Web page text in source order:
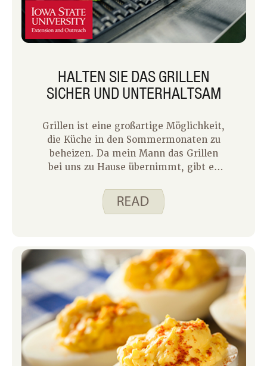
HALTEN SIE DAS GRILLEN
SICHER UND UNTERHALTSAM
Grillen ist eine großartige Möglichkeit,
die Küche in den Sommermonaten zu
beheizen. Da mein Mann das Grillen
bei uns zu Hause übernimmt, gibt es
Kochen! Wir haben mehrere Nachbarn,
die das ganze Jahr über gerne grillen.
Wetter schön genug ist, um bequem
draußen Zeit zu verbringen. Sobald der
Sommer in vollem Gange ist und die
Temperaturen steigen, ertappe ich
mich dabei, wie ich ihn regelmäßig an
einige wichtige
Lebensmittelsicherheitsmaßnahmen
erinnere.